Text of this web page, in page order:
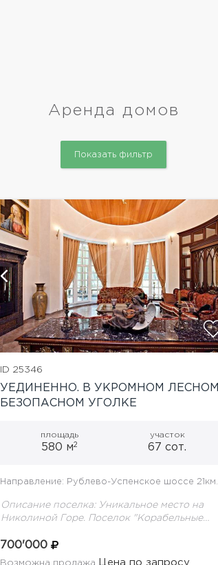
Аренда домов
Показать фильтр
ID 25346
УЕДИНЕННО. В УКРОМНОМ ЛЕСНОМ
БЕЗОПАСНОМ УГОЛКЕ
площадь
580 м2
участок
67 сот.
Направление: Рублево-Успенское шоссе 21км.
Описание поселка: Уникальное место на
Николиной Горе. Поселок "Корабельные
охраняемый мини-поселок на 3 дома на
участке в 7 гектаров. На территории...
700'000
Возможна продажа Цена по запросу
показать ещё 5 фотографий